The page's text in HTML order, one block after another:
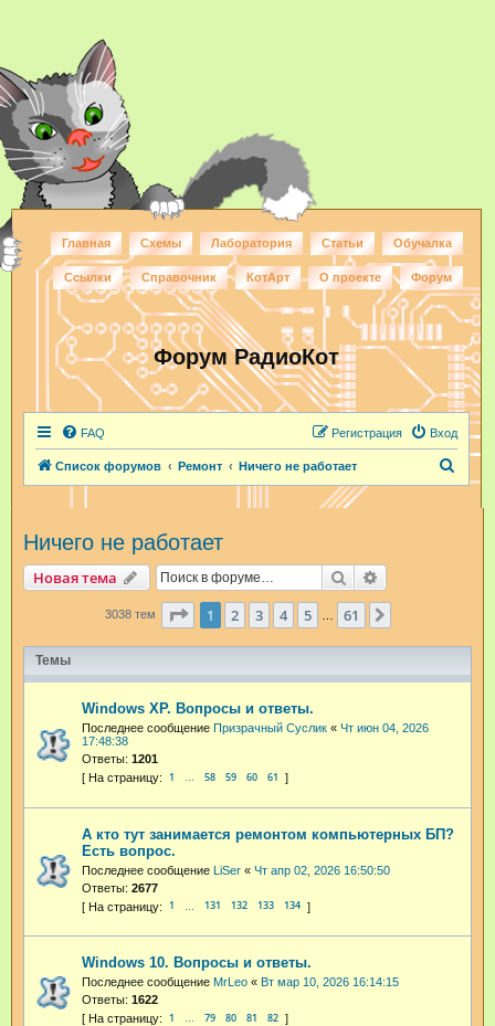
Главная Схемы Лаборатория Статьи Обучалка
Ссылки Справочник КотАрт О проекте Форум
Форум РадиоКот
FAQ Вход
Регистрация
Список форумов Ремонт Ничего не работает
Ничего не работает
Новая тема Поиск
3038 тем Страница из 61
1 2 3 4 5 61
Темы
Windows XP. Вопросы и ответы.
Последнее сообщение Призрачный Суслик « Чт июн 04, 2026
17:48:38
Ответы: 1201
1 … 58 59 60 61
А кто тут занимается ремонтом компьютерных БП?
Есть вопрос.
Последнее сообщение LiSer « Чт апр 02, 2026 16:50:50
Ответы: 2677
1 131 132 133 134
Windows 10. Вопросы и ответы.
Последнее сообщение MrLeo « Вт мар 10, 2026 16:14:15
Ответы: 1622
1 … 79 80 81 82